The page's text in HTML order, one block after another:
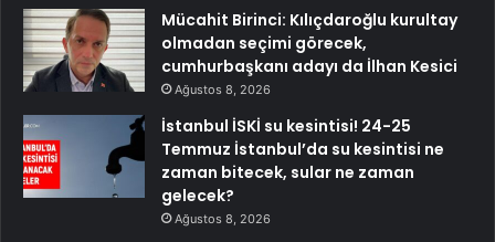
Mücahit Birinci: Kılıçdaroğlu kurultay
olmadan seçimi görecek,
cumhurbaşkanı adayı da İlhan Kesici
Ağustos 8, 2026
İstanbul İSKİ su kesintisi! 24-25
Temmuz İstanbul’da su kesintisi ne
zaman bitecek, sular ne zaman
gelecek?
Ağustos 8, 2026